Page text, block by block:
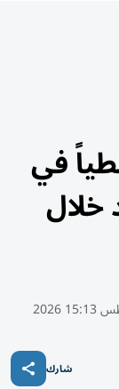
في
خلال
شارك